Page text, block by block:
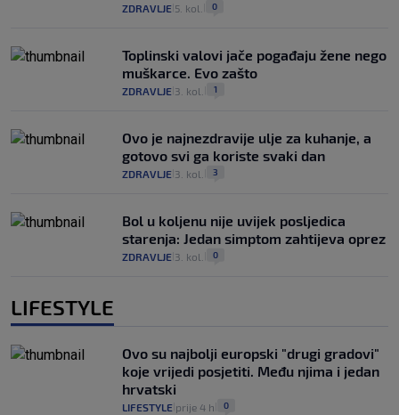
ZDRAVLJE 5. kol. 0
Toplinski valovi jače pogađaju žene nego
muškarce. Evo zašto
ZDRAVLJE 3. kol. 1
Ovo je najnezdravije ulje za kuhanje, a
gotovo svi ga koriste svaki dan
ZDRAVLJE 3. kol. 3
Bol u koljenu nije uvijek posljedica
starenja: Jedan simptom zahtijeva oprez
ZDRAVLJE 3. kol. 0
LIFESTYLE
Ovo su najbolji europski "drugi gradovi"
koje vrijedi posjetiti. Među njima i jedan
hrvatski
LIFESTYLE prije 4 h 0